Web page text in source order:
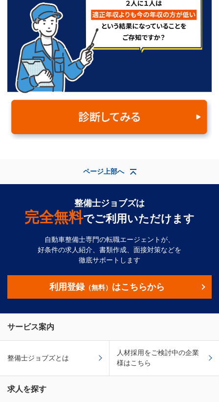
ページ上部へ
整備士ジョブズは
完全無料でご利用いただけます
自動車整備士専門の転職エージェントが、
好条件の求人紹介、書類作成、面接対策などを
徹底サポートします
利用登録（無料） はこちらから
サービス案内
整備士ジョブズとは
人材採用をご検討中の企業
様はこちら
求人を探す